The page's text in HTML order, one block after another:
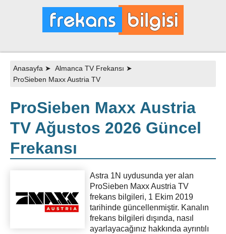
Anasayfa ➤ Almanca TV Frekansı ➤
ProSieben Maxx Austria TV
ProSieben Maxx Austria
TV Ağustos 2026 Güncel
Frekansı
Astra 1N uydusunda yer alan
ProSieben Maxx Austria TV
frekans bilgileri, 1 Ekim 2019
tarihinde güncellenmiştir. Kanalın
frekans bilgileri dışında, nasıl
ayarlayacağınız hakkında ayrıntılı